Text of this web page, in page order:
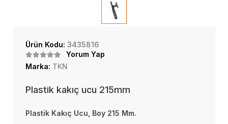
Ürün Kodu: 3435816
Yorum Yap
Marka: TKN
Plastik kakıç ucu 215mm
Plastik Kakıç Ucu, Boy 215 Mm.